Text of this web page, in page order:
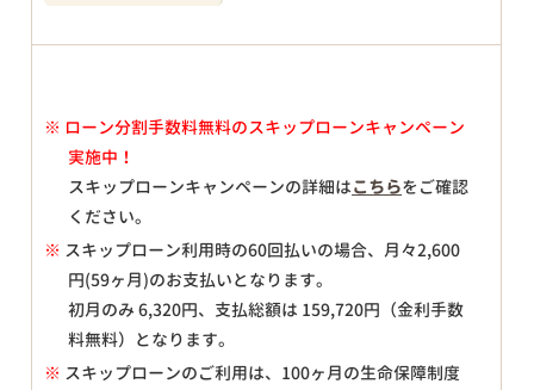
※ ローン分割手数料無料のスキップローンキャンペーン
実施中！
スキップローンキャンペーンの詳細はこちらをご確認
ください。
※ スキップローン利用時の60回払いの場合、月々2,600
円(59ヶ月)のお支払いとなります。
初月のみ6,320円、支払総額は 159,720円（金利手数
料無料）となります。
※ スキップローンのご利用は、100ヶ月の生命保障制度